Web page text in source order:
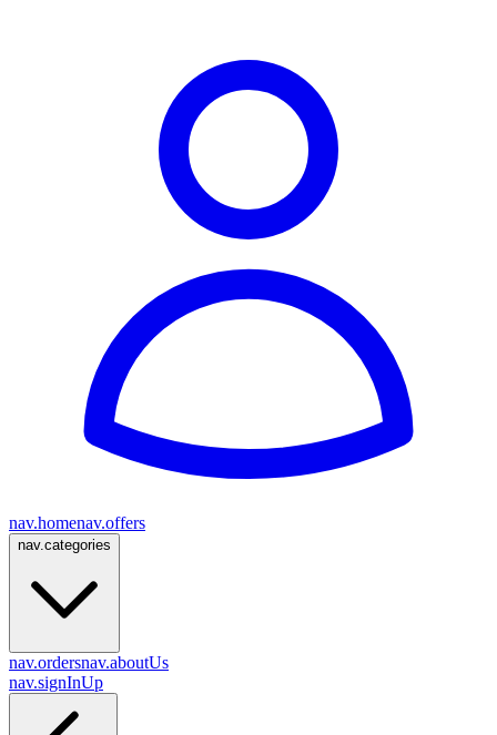
nav.homenav.offers
nav.categories
nav.ordersnav.aboutUs
nav.signInUp